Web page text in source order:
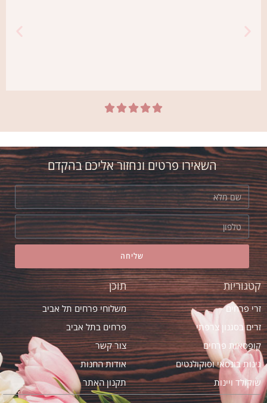





השאירו פרטים ונחזור אליכם בהקדם
שליחה
קטגוריות
זרי פרחים
זרים בסגנון צרפתי
קופסאות פרחים
גינות בונסאי וסוקולנטים
שוקולד ויינות
תוכן
משלוחי פרחים תל אביב
פרחים בתל אביב
צור קשר
אודות החנות
תקנון האתר